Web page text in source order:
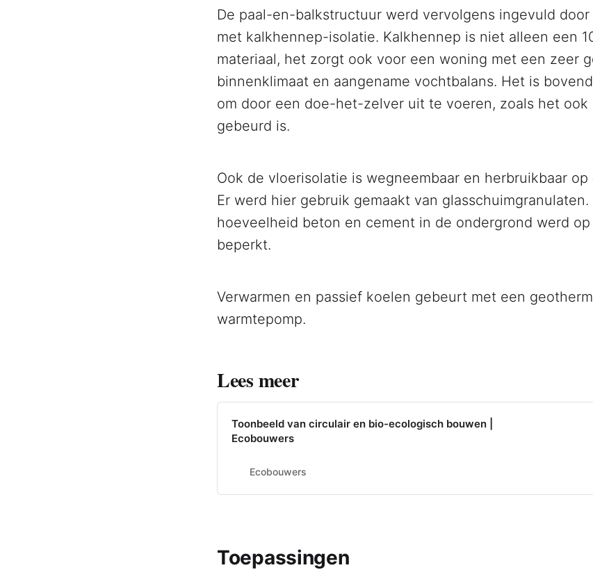
De paal-en-balkstructuur werd vervolgens ingevuld
met kalkhennep-isolatie. Kalkhennep is niet alleen een
materiaal, het zorgt ook voor een woning met een zeer
binnenklimaat en aangename vochtbalans. Het is
om door een doe-het-zelver uit te voeren, zoals het ook
gebeurd is.
Ook de vloerisolatie is wegneembaar en herbruikbaar
Er werd hier gebruik gemaakt van glasschuimgranulaten.
hoeveelheid beton en cement in de ondergrond werd
beperkt.
Verwarmen en passief koelen gebeurt met een
warmtepomp.
Lees meer
Toonbeeld van circulair en bio-ecologisch bouwen |
Ecobouwers
Ecobouwers
Toepassingen